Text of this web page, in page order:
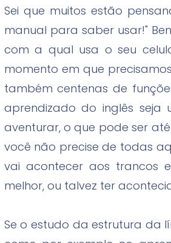
Sei que muitos estão
manual para saber usar!"
com a qual usa o seu
momento em que
também centenas de
aprendizado do inglês seja
aventurar, o que pode ser
você não precise de todas
vai acontecer aos trancos
melhor, ou talvez ter
Se o estudo da estrutura da